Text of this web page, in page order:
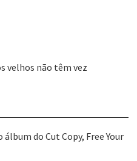
velhos não têm vez
álbum do Cut Copy, Free Your